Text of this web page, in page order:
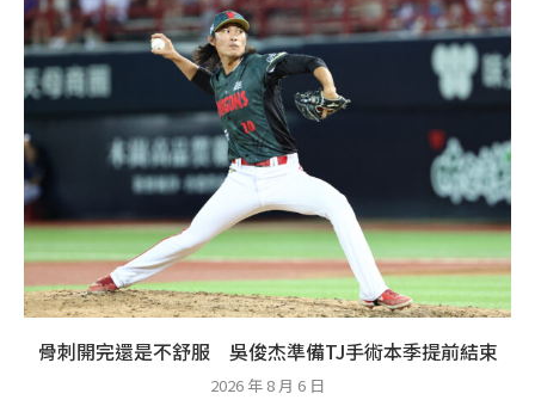
骨刺開完還是不舒服 吳俊杰準備TJ手術本季提前結束
2026 年 8 月 6 日